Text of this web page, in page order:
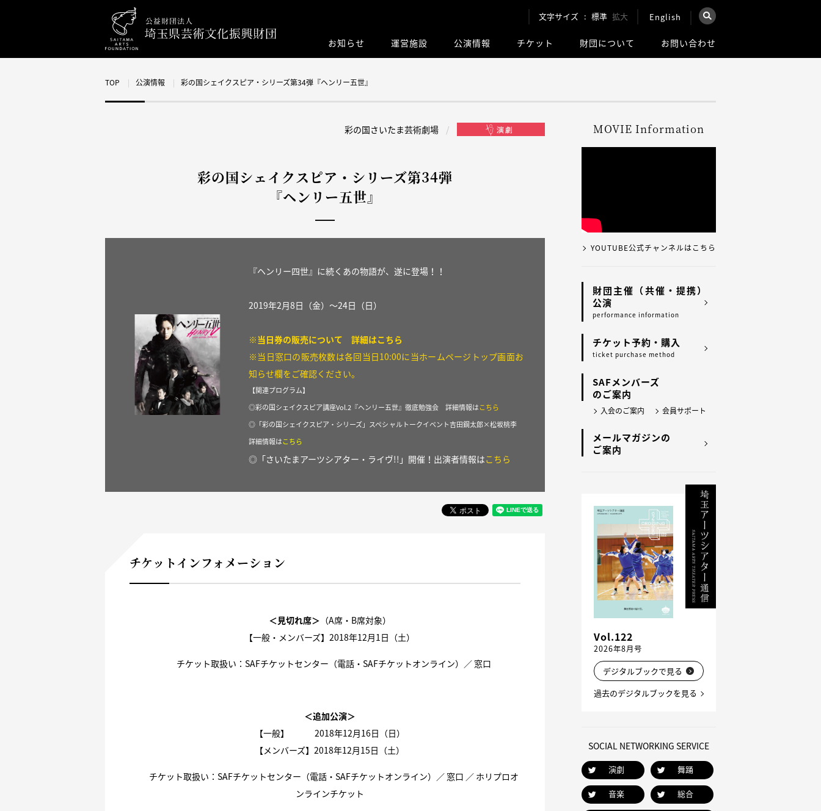
文字サイズ 標準 拡大 English
×
お知らせ 運営施設 公演情報 チケット 財団について お問い合わせ
TOP 公演情報 彩の国シェイクスピア・シリーズ第34弾『ヘンリー五世』
彩の国さいたま芸術劇場
彩の国シェイクスピア・シリーズ第34弾
『ヘンリー五世』
『ヘンリー四世』に続くあの物語が、遂に登場！！
2019年2月8日（金）〜24日（日）
※当日券の販売について 詳細はこちら
※当日窓口の販売枚数は各回当日10:00に当ホームページトップ画面お
知らせ欄をご確認ください。
【関連プログラム】
◎彩の国シェイクスピア講座Vol.2『ヘンリー五世』徹底勉強会 詳細情報はこちら
◎「彩の国シェイクスピア・シリーズ」スペシャルトークイベント吉田鋼太郎×松坂桃李
詳細情報はこちら
◎「さいたまアーツシアター・ライヴ!!」開催！出演者情報はこちら
チケットインフォメーション
＜見切れ席＞ （A席・B席対象）
【一般・メンバーズ】2018年12月1日（土）
チケット取扱い：SAFチケットセンター（電話・SAFチケットオンライン）／ 窓口
＜追加公演＞
【一般】 2018年12月16日（日）
【メンバーズ】2018年12月15日（土）
チケット取扱い：SAFチケットセンター（電話・SAFチケットオンライン）／ 窓口 ／ ホリプロオ
ンラインチケット
MOVIE Information
YOUTUBE公式チャンネルはこちら
財団主催（共催・提携）
公演
performance information
チケット予約・購入
ticket purchase method
SAFメンバーズ
のご案内
入会のご案内 会員サポート
メールマガジンの
ご案内
Vol.122
2026年8月号
デジタルブックで見る
過去のデジタルブックを見る
SOCIAL NETWORKING SERVICE
演劇 舞踊
音楽 総合